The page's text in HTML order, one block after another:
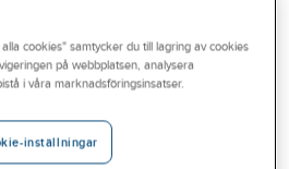
ZENNIO
Touchpanel
2,8"
TOUCHPANEL Z28
cookies" samtycker du till lagring av cookies
på webbplatsen, analysera
i våra marknadsföringsinsatser.
inställningar